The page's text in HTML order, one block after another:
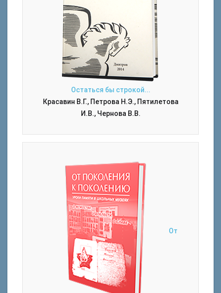
Остаться бы строкой...
Красавин В.Г., Петрова Н.Э., Пятилетова
И.В., Чернова В.В.
От